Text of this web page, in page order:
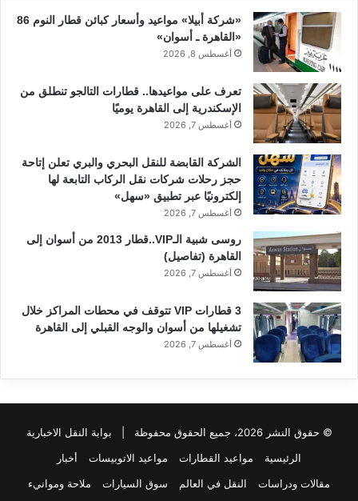
«شركة أبيلا» مواعيد وأسعار كبائن قطار النوم 86
«القاهرة ـ أسوان»
أغسطس 8, 2026
تعرف على مواعيدها.. قطارات التالجو تنطلق من
الإسكندرية إلى القاهرة يوميًا
أغسطس 7, 2026
الشركة القابضة للنقل البحري والبري تعلن إتاحة
حجز رحلات شركات نقل الركاب التابعة لها
إلكترونيًا عبر تطبيق «سهل»
أغسطس 7, 2026
روسى شبية الـVIP..قطار 2013 من أسوان إلى
القاهرة (تفاصيل)
أغسطس 7, 2026
3 قطارات VIP تتوقف في محطات المراكز خلال
تشغيلها من أسوان والوجه القبلي إلى القاهرة
أغسطس 7, 2026
© حقوق النشر 2026، جميع الحقوق محفوظة |
بوابة النقل الاخبارية
الرئيسية
مواعيد القطارات مواعيد الاتوبيسات
أخبار
مقالات ودراسات
النقل في العالم سوق السيارات ملاحة وموانيء